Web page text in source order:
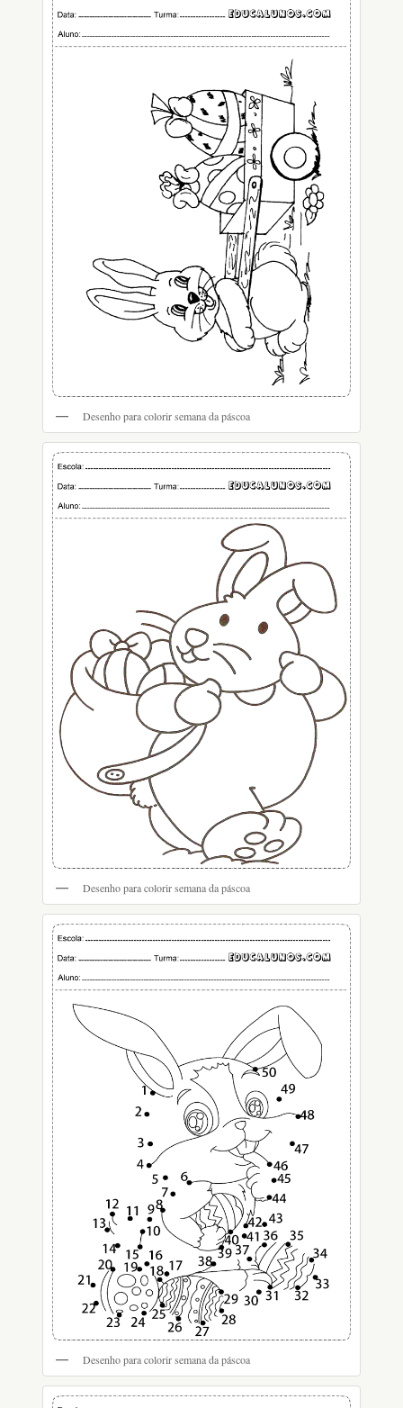
Desenho para colorir semana da páscoa
Desenho para colorir semana da páscoa
Desenho para colorir semana da páscoa